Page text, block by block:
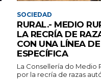
SOCIEDAD
RURAL.- MEDIO
LA RECRÍA DE
CON UNA LÍNEA
ESPECÍFICA
La Consellería do Medio
por la recría de razas